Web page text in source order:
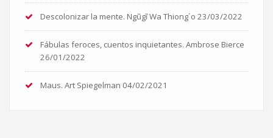
Descolonizar la mente. Ngũgĩ Wa Thiong´o 23/03/2022
Fábulas feroces, cuentos inquietantes. Ambrose Bierce
26/01/2022
Maus. Art Spiegelman 04/02/2021